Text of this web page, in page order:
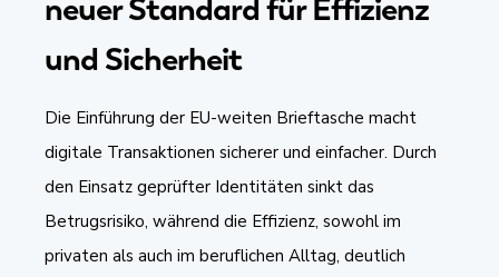
und Sicherheit
Die Einführung der EU-weiten Brieftasche macht
digitale Transaktionen sicherer und einfacher. Durch
den Einsatz geprüfter Identitäten sinkt das
Betrugsrisiko, während die Effizienz, sowohl im
privaten als auch im beruflichen Alltag, deutlich